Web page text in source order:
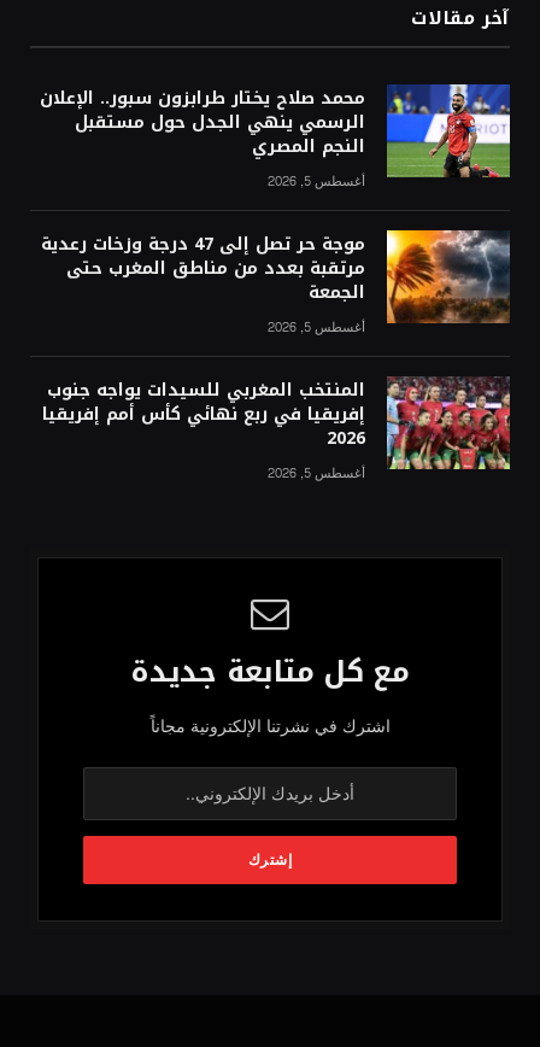
آخر مقالات
محمد صلاح يختار طرابزون سبور.. الإعلان
الرسمي ينهي الجدل حول مستقبل
النجم المصري
أغسطس 5, 2026
موجة حر تصل إلى 47 درجة وزخات رعدية
مرتقبة بعدد من مناطق المغرب حتى
الجمعة
أغسطس 5, 2026
المنتخب المغربي للسيدات يواجه جنوب
إفريقيا في ربع نهائي كأس أمم إفريقيا
2026
أغسطس 5, 2026
مع كل متابعة جديدة
اشترك في نشرتنا الإلكترونية مجاناً